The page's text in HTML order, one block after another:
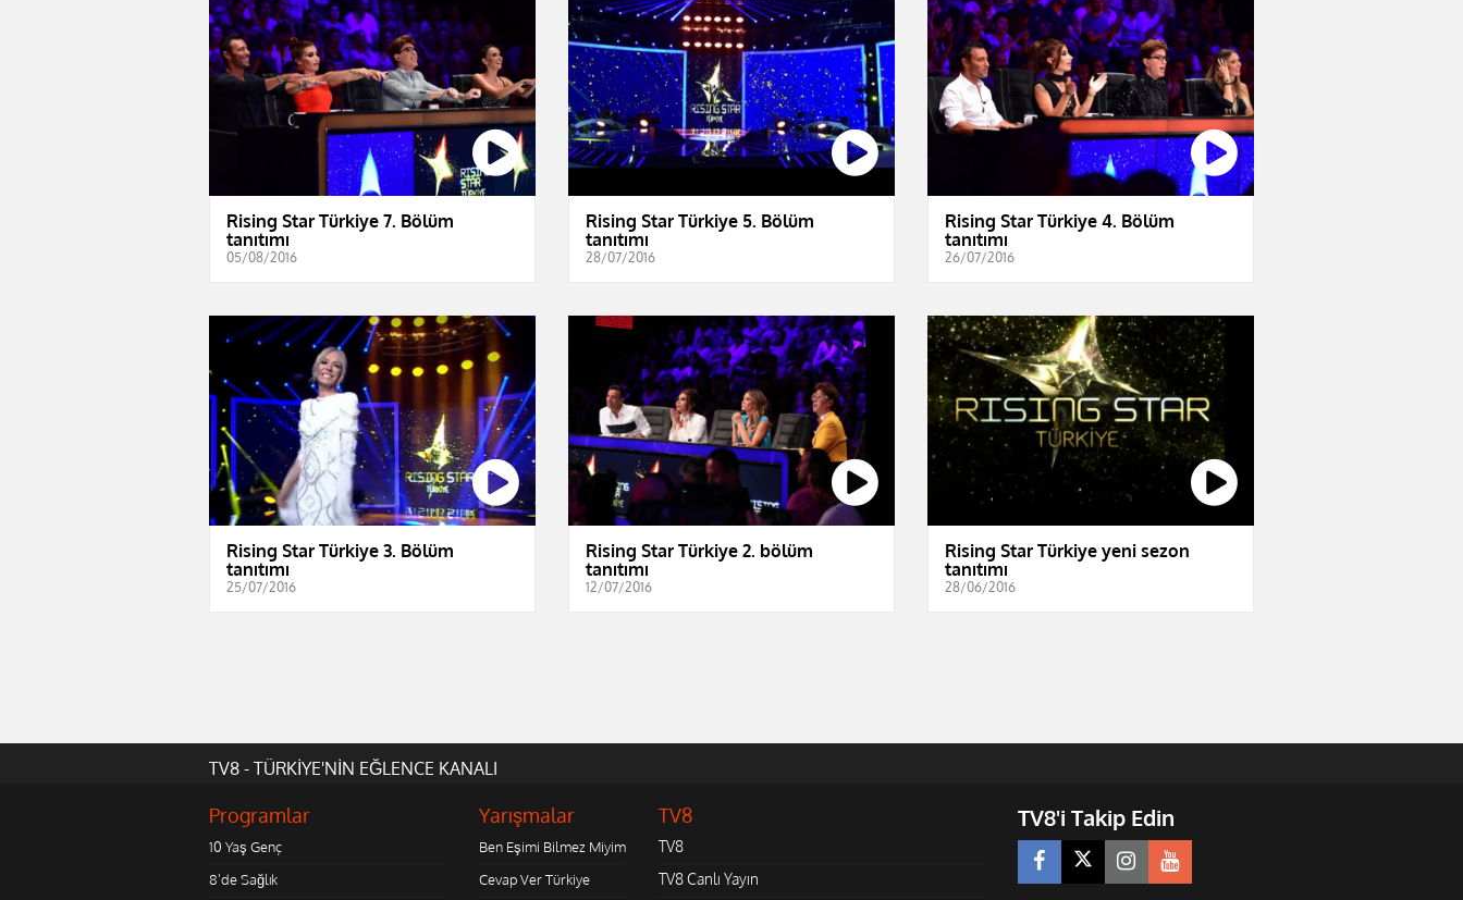
Rising Star Türkiye 7. Bölüm
tanıtımı
05/08/2016
Rising Star Türkiye 5. Bölüm
tanıtımı
28/07/2016
Rising Star Türkiye 4. Bölüm
tanıtımı
26/07/2016
Rising Star Türkiye 3. Bölüm
tanıtımı
25/07/2016
Rising Star Türkiye 2. bölüm
tanıtımı
12/07/2016
Rising Star Türkiye yeni sezon
tanıtımı
28/06/2016
TV8 - TÜRKİYE'NİN EĞLENCE KANALI
Programlar
10 Yaş Genç
8'de Sağlık
Yarışmalar
Ben Eşimi Bilmez Miyim
Cevap Ver Türkiye
TV8
TV8
TV8 Canlı Yayın
TV8'i Takip Edin